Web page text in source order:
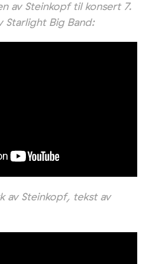
av Steinkopf til konsert 7.
Big Band:
av Steinkopf, tekst av